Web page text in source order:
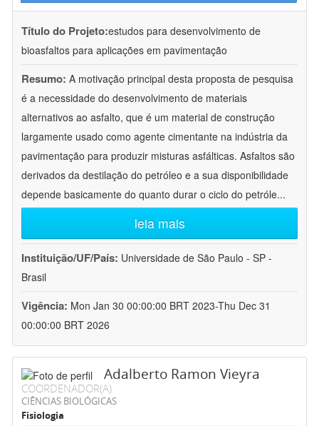
Título do Projeto:estudos para desenvolvimento de
bioasfaltos para aplicações em pavimentação
Resumo: A motivação principal desta proposta de pesquisa
é a necessidade do desenvolvimento de materiais
alternativos ao asfalto, que é um material de construção
largamente usado como agente cimentante na indústria da
pavimentação para produzir misturas asfálticas. Asfaltos são
derivados da destilação do petróleo e a sua disponibilidade
depende basicamente do quanto durar o ciclo do petróle...
leia mais
Instituição/UF/País: Universidade de São Paulo - SP -
Brasil
Vigência: Mon Jan 30 00:00:00 BRT 2023-Thu Dec 31
00:00:00 BRT 2026
Adalberto Ramon Vieyra
COORDENADOR(A)
CIÊNCIAS BIOLÓGICAS
Fisiologia